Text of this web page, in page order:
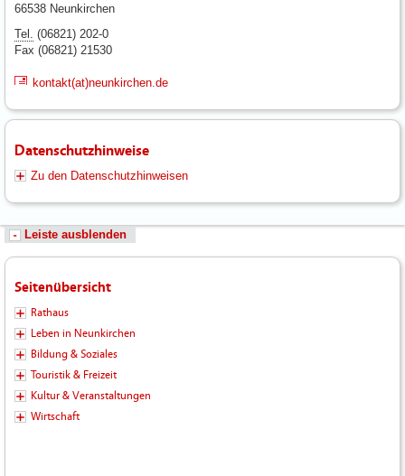
66538 Neunkirchen
Tel. (06821) 202-0
Fax (06821) 21530
kontakt(at)neunkirchen.de
Datenschutzhinweise
Zu den Datenschutzhinweisen
Leiste ausblenden
Seitenübersicht
Rathaus
Leben in Neunkirchen
Bildung & Soziales
Touristik & Freizeit
Kultur & Veranstaltungen
Wirtschaft